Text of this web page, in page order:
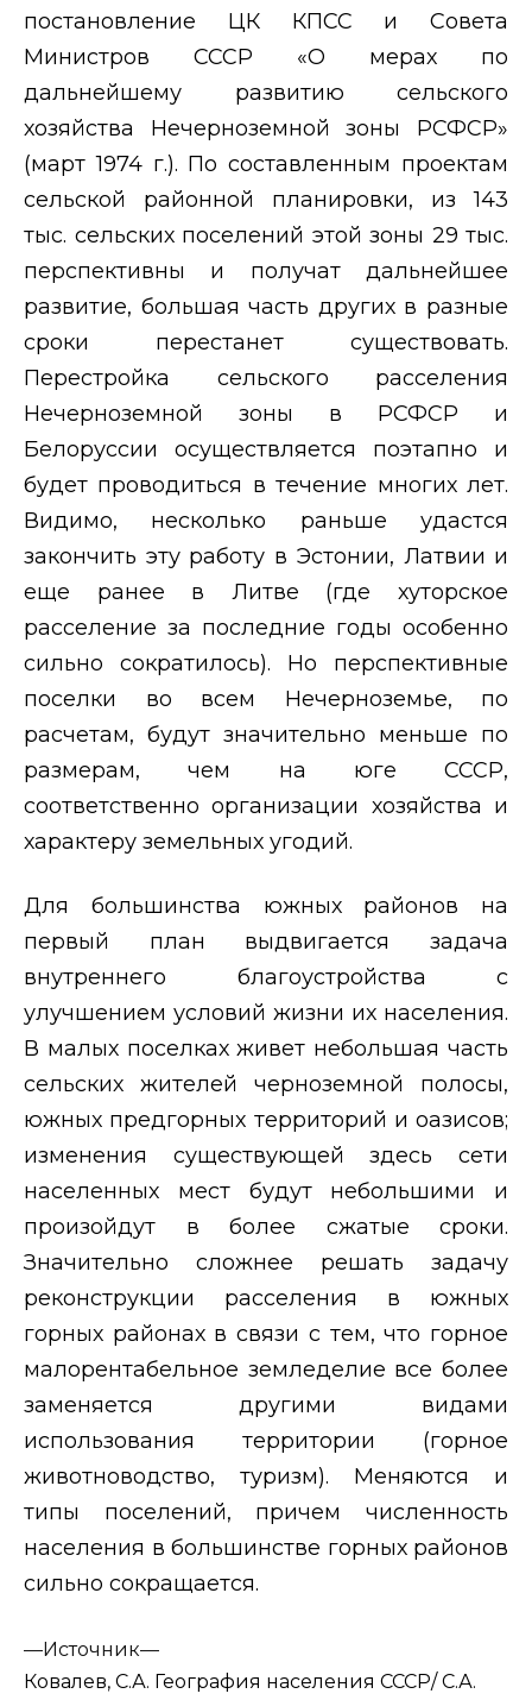
постановление ЦК КПСС и Совета
Министров СССР «О мерах по
дальнейшему развитию сельского
хозяйства Нечерноземной зоны РСФСР»
(март 1974 г.). По составленным проектам
сельской районной планировки, из 143
тыс. сельских поселений этой зоны 29 тыс.
перспективны и получат дальнейшее
развитие, большая часть других в разные
сроки перестанет существовать.
Перестройка сельского расселения
Нечерноземной зоны в РСФСР и
Белоруссии осуществляется поэтапно и
будет проводиться в течение многих лет.
Видимо, несколько раньше удастся
закончить эту работу в Эстонии, Латвии и
еще ранее в Литве (где хуторское
расселение за последние годы особенно
сильно сократилось). Но перспективные
поселки во всем Нечерноземье, по
расчетам, будут значительно меньше по
размерам, чем на юге СССР,
соответственно организации хозяйства и
характеру земельных угодий.
Для большинства южных районов на
первый план выдвигается задача
внутреннего благоустройства с
улучшением условий жизни их населения.
В малых поселках живет небольшая часть
сельских жителей черноземной полосы,
южных предгорных территорий и оазисов;
изменения существующей здесь сети
населенных мест будут небольшими и
произойдут в более сжатые сроки.
Значительно сложнее решать задачу
реконструкции расселения в южных
горных районах в связи с тем, что горное
малорентабельное земледелие все более
заменяется другими видами
использования территории (горное
животноводство, туризм). Меняются и
типы поселений, причем численность
населения в большинстве горных районов
сильно сокращается.
—Источник—
Ковалев, С.А. География населения СССР/ С.А.